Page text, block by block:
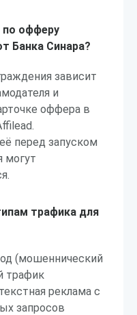
по офферу
Банка Синара?
зависит
и
оффера в
перед запуском
могут
трафика для
(мошеннический
трафик
реклама с
запросов